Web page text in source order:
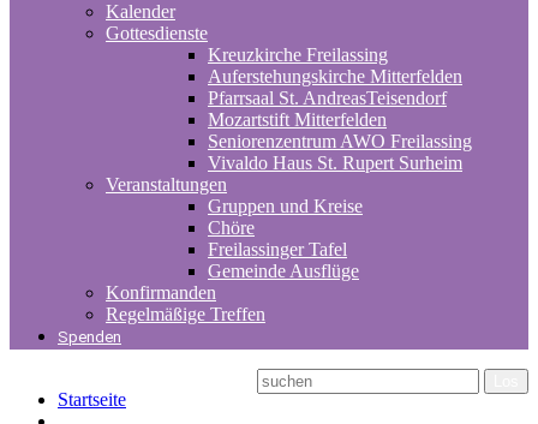
Kalender
Gottesdienste
Kreuzkirche Freilassing
Auferstehungskirche Mitterfelden
Pfarrsaal St. AndreasTeisendorf
Mozartstift Mitterfelden
Seniorenzentrum AWO Freilassing
Vivaldo Haus St. Rupert Surheim
Veranstaltungen
Gruppen und Kreise
Chöre
Freilassinger Tafel
Gemeinde Ausflüge
Konfirmanden
Regelmäßige Treffen
Spenden
Startseite